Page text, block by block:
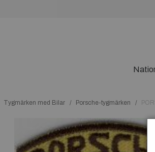
Tygmärken med Bilar Porsche-tygmärken